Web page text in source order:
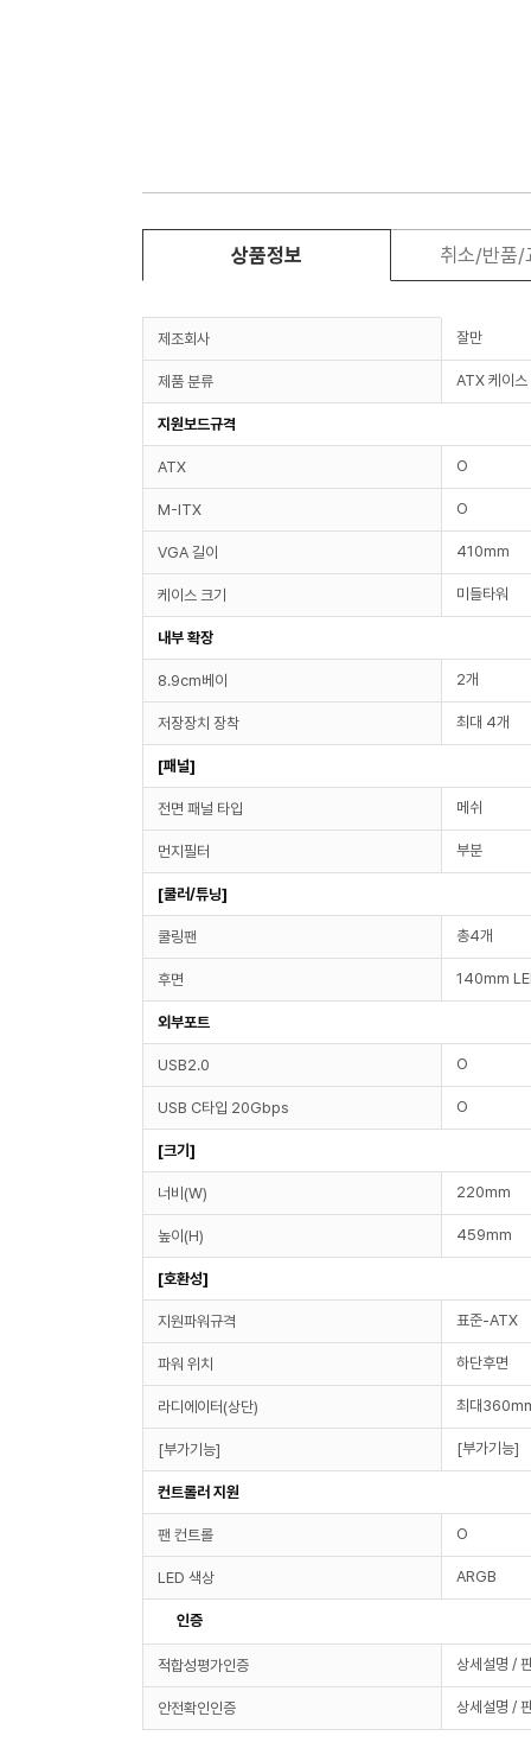
상품정보 취소/반품/
제조회사 잘만
제품 분류 ATX 케이스
지원보드규격
ATX O
M-ITX O
VGA 길이 410mm
케이스 크기 미들타워
내부 확장
8.9cm베이 2개
저장장치 장착 최대 4개
[패널]
전면 패널 타입 메쉬
먼지필터 부분
[쿨러/튜닝]
쿨링팬 총4개
후면 140mm
외부포트
USB2.0 O
USB C타입 20Gbps O
[크기]
너비(W) 220mm
높이(H) 459mm
[호환성]
지원파워규격 표준-ATX
파워 위치 하단후면
라디에이터(상단) 최대
[부가기능] [부가기능]
컨트롤러 지원
팬 컨트롤 O
LED 색상 ARGB
인증
적합성평가인증 상세설명 /
안전확인인증 상세설명 /